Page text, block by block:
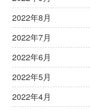
2022年8月
2022年7月
2022年6月
2022年5月
2022年4月